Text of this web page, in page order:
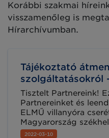
Korábbi szakmai
visszamenőleg is
Hírarchívumban.
Tájékoztató
szolgáltatásokról
Tisztelt Partnereink!
Partnereinket és
ELMŰ villanyóra
Magyarország
délelőtt
2022-03-10